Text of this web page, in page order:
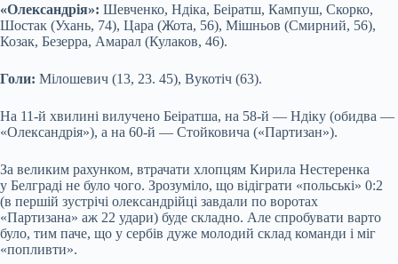
«Олександрія»: Шевченко, Ндіка, Беіратш, Кампуш, Скорко,
Шостак (Ухань, 74), Цара (Жота, 56), Мішньов (Смирний, 56),
Козак, Безерра, Амарал (Кулаков, 46).
Голи: Мілошевич (13, 23. 45), Вукотіч (63).
На 11-й хвилині вилучено Беіратша, на 58-й — Ндіку (обидва —
«Олександрія»), а на 60-й — Стойковича («Партизан»).
За великим рахунком, втрачати хлопцям Кирила Нестеренка
у Белграді не було чого. Зрозуміло, що відіграти «польські» 0:2
(в першій зустрічі олександрійці завдали по воротах
«Партизана» аж 22 удари) буде складно. Але спробувати варто
було, тим паче, що у сербів дуже молодий склад команди і міг
«попливти».